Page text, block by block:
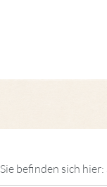
Sie befinden sich hier: